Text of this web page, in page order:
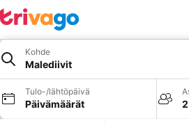
Kohde
Malediivit
Tulo-/lähtöpäivä
Päivämäärät